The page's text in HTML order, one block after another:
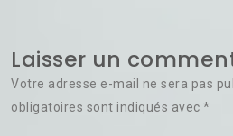
Laisser un
Votre adresse e-mail ne sera pas
obligatoires sont indiqués avec *